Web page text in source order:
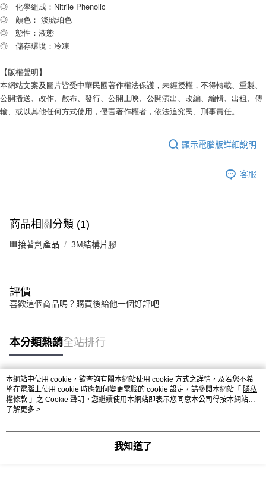
◎ 化學組成：Nitrile Phenolic
◎ 顏色： 淡琥珀色
◎ 態性：液態
◎ 儲存環境：冷凍
【版權聲明】
本網站文案及圖片皆受中華民國著作權法保護，未經授權，不得轉載、重製、
公開播送、改作、散布、發行、公開上映、公開演出、改編、編輯、出租、傳
輸、或以其他任何方式使用，侵害著作權者，依法追究民、刑事責任。
顯示電腦版詳細說明
客服
商品相關分類 (1)
🟧接著劑產品 3M結構片膠
評價
喜歡這個商品嗎？購買後給他一個好評吧
本分類熱銷全站排行
熱門標籤
本網站中使用 cookie，欲查詢有關本網站使用 cookie 方式之詳情，及若您不希
望在電腦上使用 cookie 時應如何變更電腦的 cookie 設定，請參閱本網站「 隱私
權條款 」之 Cookie 聲明。您繼續使用本網站即表示您同意本公司得按本網站使
用條款之 Cookie 聲明使用 cookie。
了解更多 >
我知道了